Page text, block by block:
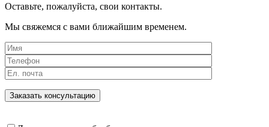
Оставьте, пожалуйста, свои контакты.
Мы свяжемся с вами ближайшим временем.